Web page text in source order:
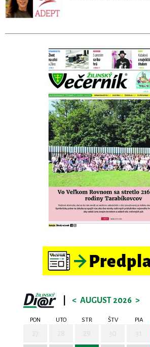
< AUGUST 2026 >
PON UTO STR ŠTV PIA